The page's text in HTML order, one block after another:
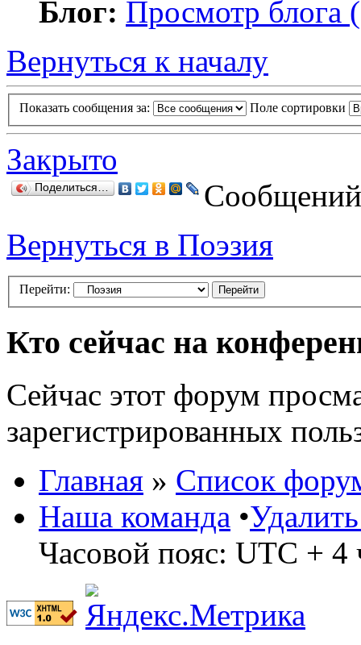
Блог: Просмотр блога
Вернуться к началу
Показать сообщения за: Поле сортировки
Закрыто
Поделиться…
Вернуться в Поэзия
Перейти:
Кто сейчас на
Сейчас этот форум
зарегистрированных
Главная » Список
Наша команда •
Часовой пояс: UTC + 4